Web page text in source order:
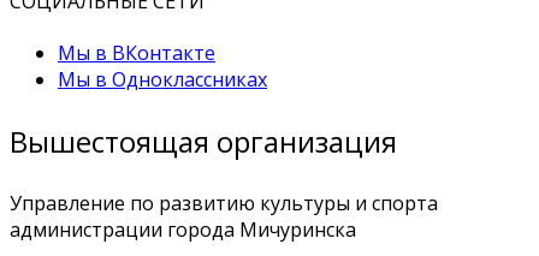
Мы в ВКонтакте
Мы в Одноклассниках
Вышестоящая организация
Управление по развитию культуры и спорта
администрации города Мичуринска